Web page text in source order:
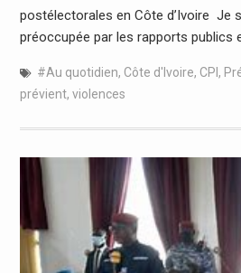
postélectorales en Côte d’Ivoire Je
préoccupée par les rapports publics
#Au quotidien, Côte d'Ivoire, CPI ,
prévient, violences